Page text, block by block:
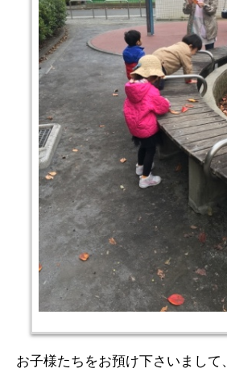
お子様たちをお預け下さいまして、